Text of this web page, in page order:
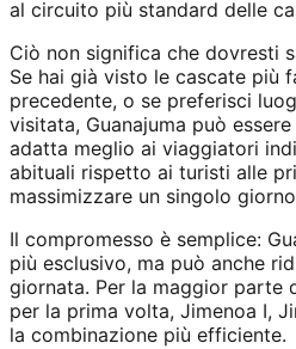
al circuito più standard delle
Ciò non significa che dovresti
Se hai già visto le cascate più
precedente, o se preferisci
visitata, Guanajuma può
adatta meglio ai viaggiatori
abituali rispetto ai turisti alle
massimizzare un singolo
Il compromesso è semplice:
più esclusivo, ma può anche
giornata. Per la maggior parte
per la prima volta, Jimenoa I,
la combinazione più efficiente.